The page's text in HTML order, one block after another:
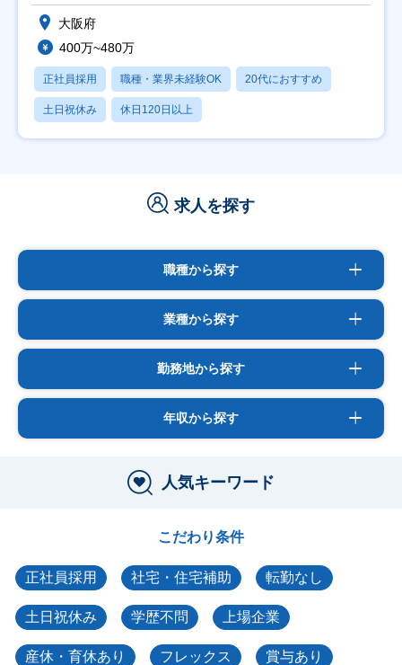
大阪府
400万~480万
正社員採用 職種・業界未経験OK 20代におすすめ
土日祝休み 休日120日以上
求人を探す
職種から探す
業種から探す
勤務地から探す
年収から探す
人気キーワード
こだわり条件
正社員採用 社宅・住宅補助 転勤なし
土日祝休み 学歴不問 上場企業
産休・育休あり フレックス 賞与あり